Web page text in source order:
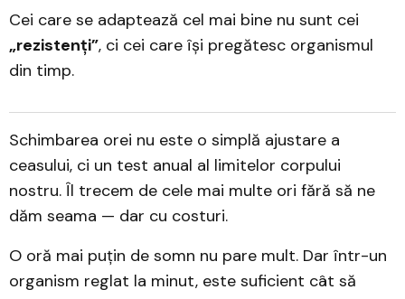
Cei care se adaptează cel mai bine nu sunt cei
„rezistenți”, ci cei care își pregătesc organismul
din timp.
Schimbarea orei nu este o simplă ajustare a
ceasului, ci un test anual al limitelor corpului
nostru. Îl trecem de cele mai multe ori fără să ne
dăm seama — dar cu costuri.
O oră mai puțin de somn nu pare mult. Dar într-un
organism reglat la minut, este suficient cât să